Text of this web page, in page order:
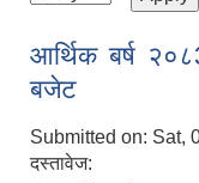
आर्थिक बर्ष
बजेट
Submitted on: Sat,
दस्तावेज: